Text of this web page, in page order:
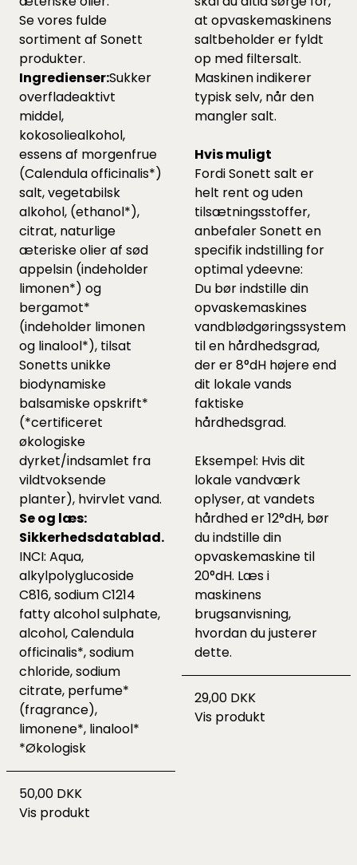
Se vores fulde
sortiment af Sonett
produkter.
Ingredienser:Sukker
overfladeaktivt
middel,
kokosoliealkohol,
essens af morgenfrue
(Calendula officinalis*)
salt, vegetabilsk
alkohol, (ethanol*),
citrat, naturlige
æteriske olier af sød
appelsin (indeholder
limonen*) og
bergamot*
(indeholder limonen
og linalool*), tilsat
Sonetts unikke
biodynamiske
balsamiske opskrift*
(*certificeret
økologiske
dyrket/indsamlet fra
vildtvoksende
planter), hvirvlet vand.
Se og læs:
Sikkerhedsdatablad.
INCI: Aqua,
alkylpolyglucoside
C816, sodium C1214
fatty alcohol sulphate,
alcohol, Calendula
officinalis*, sodium
chloride, sodium
citrate, perfume*
(fragrance),
limonene*, linalool*
*Økologisk
50,00 DKK
Vis produkt
at opvaskemaskinens
saltbeholder er fyldt
op med filtersalt.
Maskinen indikerer
typisk selv, når den
mangler salt.
Hvis muligt
Fordi Sonett salt er
helt rent og uden
tilsætningsstoffer,
anbefaler Sonett en
specifik indstilling for
optimal ydeevne:
Du bør indstille din
opvaskemaskines
vandblødgøringssystem
til en hårdhedsgrad,
der er 8°dH højere end
dit lokale vands
faktiske
hårdhedsgrad.
Eksempel: Hvis dit
lokale vandværk
oplyser, at vandets
hårdhed er 12°dH, bør
du indstille din
opvaskemaskine til
20°dH. Læs i
maskinens
brugsanvisning,
hvordan du justerer
dette.
29,00 DKK
Vis produkt